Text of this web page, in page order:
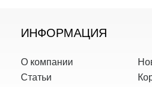
ИНФОРМАЦИЯ
О компании
Статьи